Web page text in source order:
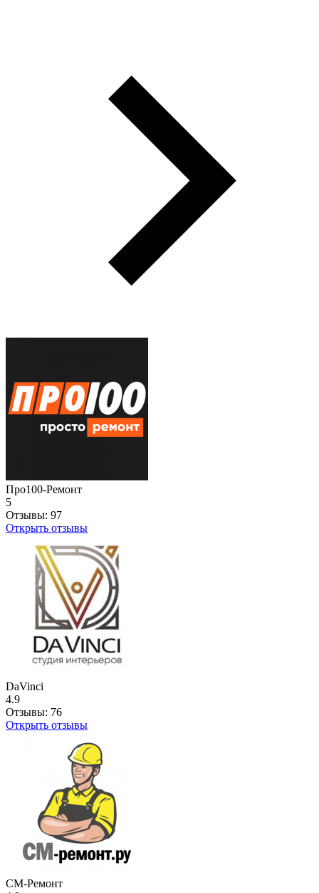
Про100-Ремонт
5
Отзывы: 97
Открыть отзывы
DaVinci
4.9
Отзывы: 76
Открыть отзывы
СМ-Ремонт